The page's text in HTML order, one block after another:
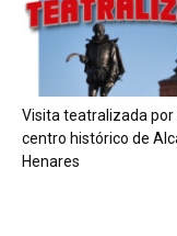
Visita teatralizada por
centro histórico de
Henares